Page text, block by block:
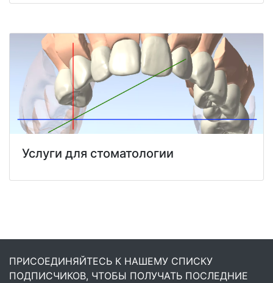
Услуги для стоматологии
ПРИСОЕДИНЯЙТЕСЬ К НАШЕМУ СПИСКУ
ПОДПИСЧИКОВ, ЧТОБЫ ПОЛУЧАТЬ ПОСЛЕДНИЕ